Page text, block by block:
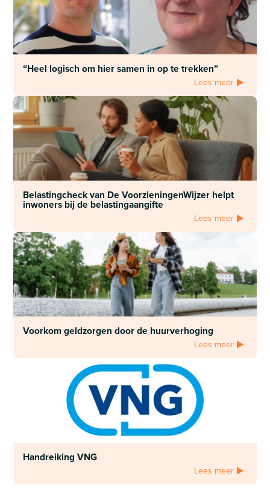
“Heel logisch om hier samen in op te trekken”
Lees meer
Belastingcheck van De VoorzieningenWijzer helpt
inwoners bij de belastingaangifte
Lees meer
Voorkom geldzorgen door de huurverhoging
Lees meer
Handreiking VNG
Lees meer